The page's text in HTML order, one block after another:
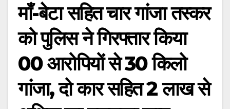
माँ-बेटा सहित चार गांजा तस्कर
को पुलिस ने गिरफ्तार किया
00 आरोपियों से 30 किलो
गांजा, दो कार सहित 2 लाख से